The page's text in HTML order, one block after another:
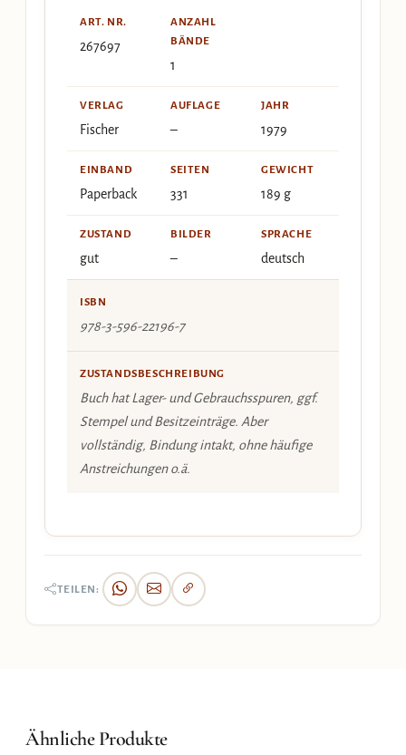
ART. NR.
267697
ANZAHL
BÄNDE
1
VERLAG
Fischer
AUFLAGE
–
JAHR
1979
EINBAND
Paperback
SEITEN
331
GEWICHT
189 g
ZUSTAND
gut
BILDER
–
SPRACHE
deutsch
ISBN
978-3-596-22196-7
ZUSTANDSBESCHREIBUNG
Buch hat Lager- und Gebrauchsspuren, ggf.
Stempel und Besitzeinträge. Aber
vollständig, Bindung intakt, ohne häufige
Anstreichungen o.ä.
TEILEN:
Ähnliche Produkte